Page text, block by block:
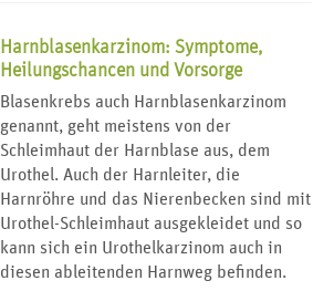
Harnblasenkarzinom: Symptome,
Heilungschancen und Vorsorge
Blasenkrebs auch Harnblasenkarzinom
genannt, geht meistens von der
Schleimhaut der Harnblase aus, dem
Urothel. Auch der Harnleiter, die
Harnröhre und das Nierenbecken sind mit
Urothel-Schleimhaut ausgekleidet und so
kann sich ein Urothelkarzinom auch in
diesen ableitenden Harnweg befinden.